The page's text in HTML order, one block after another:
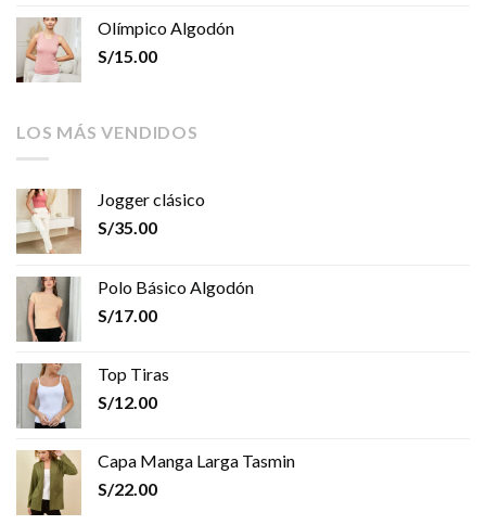
Olímpico Algodón
S/15.00
LOS MÁS VENDIDOS
Jogger clásico
S/35.00
Polo Básico Algodón
S/17.00
Top Tiras
S/12.00
Capa Manga Larga Tasmin
S/22.00